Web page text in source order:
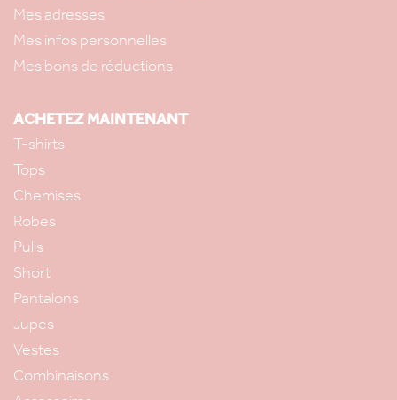
Mes adresses
Mes infos personnelles
Mes bons de réductions
ACHETEZ MAINTENANT
T-shirts
Tops
Chemises
Robes
Pulls
Short
Pantalons
Jupes
Vestes
Combinaisons